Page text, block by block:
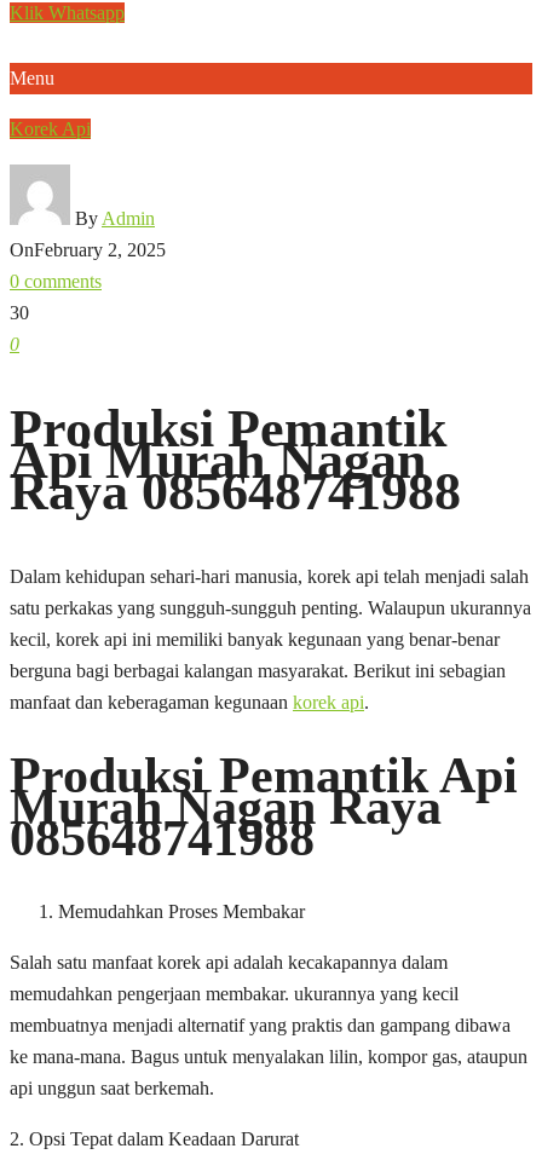
Klik Whatsapp
Menu
Korek Api
By Admin
OnFebruary 2, 2025
0 comments
30
0
Produksi Pemantik
Api Murah Nagan
Raya 085648741988
Dalam kehidupan sehari-hari manusia, korek api telah menjadi salah
satu perkakas yang sungguh-sungguh penting. Walaupun ukurannya
kecil, korek api ini memiliki banyak kegunaan yang benar-benar
berguna bagi berbagai kalangan masyarakat. Berikut ini sebagian
manfaat dan keberagaman kegunaan korek api.
Produksi Pemantik Api
Murah Nagan Raya
085648741988
Memudahkan Proses Membakar
Salah satu manfaat korek api adalah kecakapannya dalam
memudahkan pengerjaan membakar. ukurannya yang kecil
membuatnya menjadi alternatif yang praktis dan gampang dibawa
ke mana-mana. Bagus untuk menyalakan lilin, kompor gas, ataupun
api unggun saat berkemah.
2. Opsi Tepat dalam Keadaan Darurat